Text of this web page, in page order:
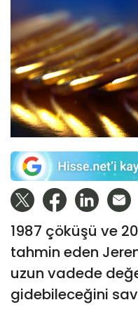
1987 çöküşü ve
tahmin eden
uzun vadede
gidebileceğini